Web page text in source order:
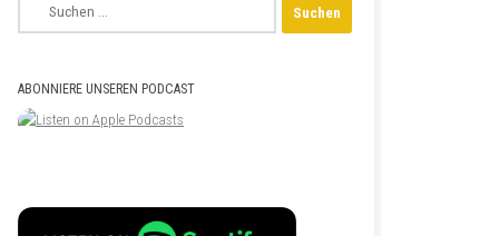
ABONNIERE UNSEREN PODCAST